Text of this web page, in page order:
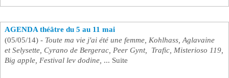
AGENDA théâtre du 5 au 11 mai ​
(05/05/14) - Toute ma vie j'ai été une femme, Kohlhass, Aglavaine
et Selysette, Cyrano de Bergerac, Peer Gynt, Trafic, Misterioso 119,
Big apple, Festival lev dodine, ... Suite